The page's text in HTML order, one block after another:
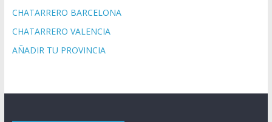
CHATARRERO BARCELONA
CHATARRERO VALENCIA
AÑADIR TU PROVINCIA